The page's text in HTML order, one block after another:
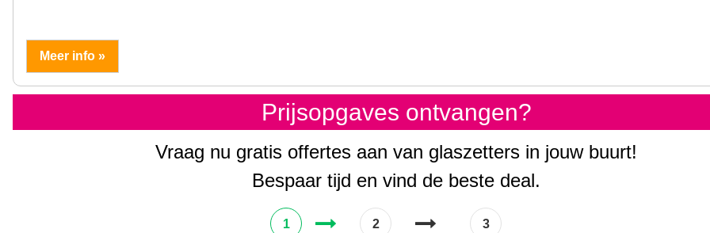
Meer info »
Prijsopgaves ontvangen?
Vraag nu gratis offertes aan van glaszetters in jouw buurt!
Bespaar tijd en vind de beste deal.